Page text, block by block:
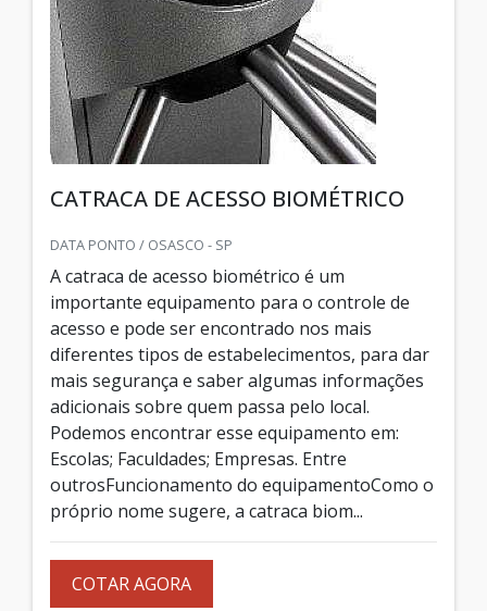
CATRACA DE ACESSO BIOMÉTRICO
DATA PONTO / OSASCO - SP
A catraca de acesso biométrico é um
importante equipamento para o controle de
acesso e pode ser encontrado nos mais
diferentes tipos de estabelecimentos, para dar
mais segurança e saber algumas informações
adicionais sobre quem passa pelo local.
Podemos encontrar esse equipamento em:
Escolas; Faculdades; Empresas. Entre
outrosFuncionamento do equipamentoComo o
próprio nome sugere, a catraca biom...
COTAR AGORA